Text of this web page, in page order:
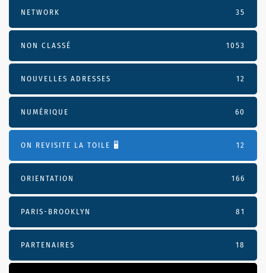
NETWORK 35
NON CLASSÉ 1053
NOUVELLES ADRESSES 12
NUMÉRIQUE 60
ON REVISITE LA TOILE 🖥️ 12
ORIENTATION 166
PARIS-BROOKLYN 81
PARTENAIRES 18